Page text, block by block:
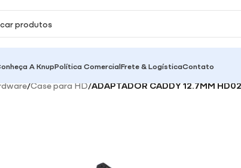
A KnupPolítica ComercialFrete & LogísticaContato
/Case para HD/ADAPTADOR CADDY 12.7MM